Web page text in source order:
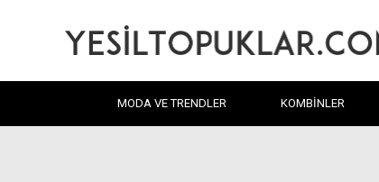
MODA VE TRENDLER KOMBINLER